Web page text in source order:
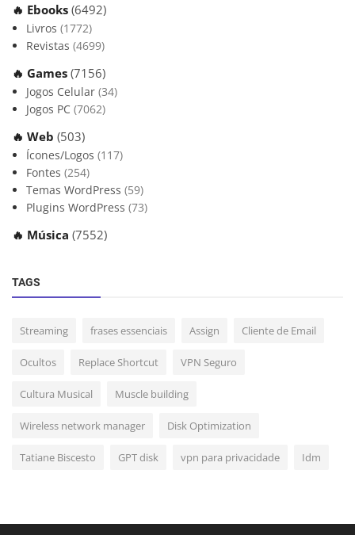
🔥 Ebooks (6492)
Livros (1772)
Revistas (4699)
🔥 Games (7156)
Jogos Celular (34)
Jogos PC (7062)
🔥 Web (503)
Ícones/Logos (117)
Fontes (254)
Temas WordPress (59)
Plugins WordPress (73)
🔥 Música (7552)
TAGS
Streaming frases essenciais Assign Cliente de Email
Ocultos Replace Shortcut VPN Seguro
Cultura Musical Muscle building
Wireless network manager Disk Optimization
Tatiane Biscesto GPT disk vpn para privacidade Idm